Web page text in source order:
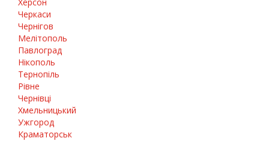
Херсон
Черкаси
Чернігов
Мелітополь
Павлоград
Нікополь
Тернопіль
Рівне
Чернівці
Хмельницький
Ужгород
Краматорськ